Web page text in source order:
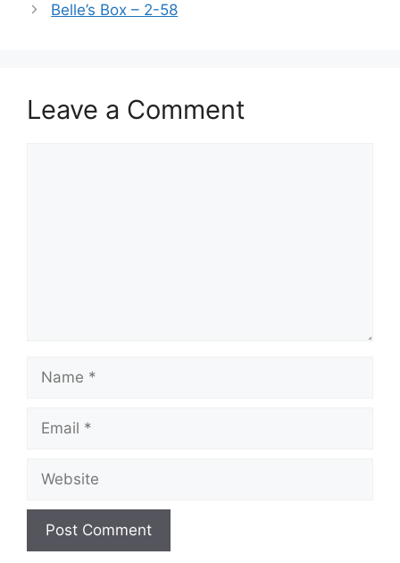
Belle’s Box – 2-58
Leave a Comment
Name
Email
Website